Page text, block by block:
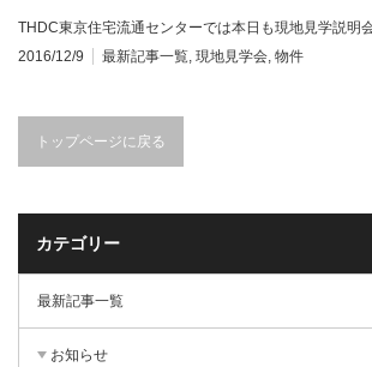
THDC東京住宅流通センターでは本日も現地見学説明
2016/12/9
最新記事一覧, 現地見学会, 物件
トップページに戻る
カテゴリー
最新記事一覧
お知らせ